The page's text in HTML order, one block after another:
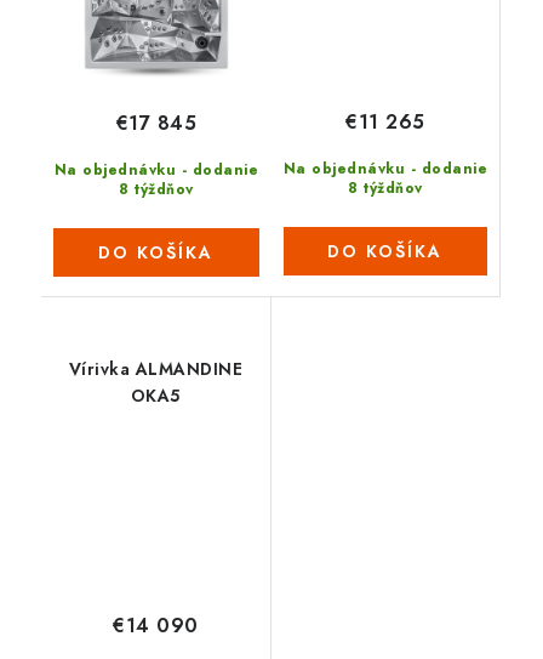
Na objednávku - dodanie
8 týždňov
€17 845
DO KOŠÍKA
Na objednávku - dodanie
8 týždňov
€11 265
DO KOŠÍKA
Vírivka ALMANDINE
OKA5
€14 090